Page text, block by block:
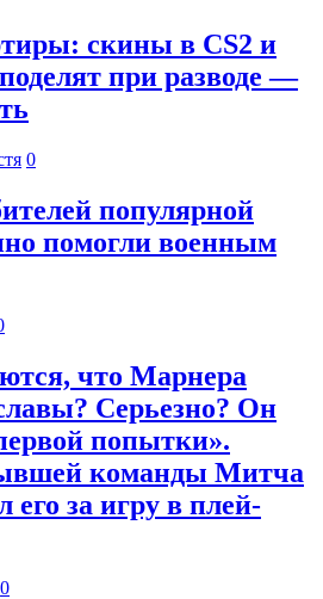
скины в CS2 и
при разводе —
0
популярной
помогли военным
что Марнера
Серьезно? Он
попытки».
команды Митча
его за игру в плей-
0